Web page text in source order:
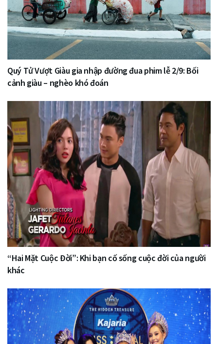
Quý Tử Vượt Giàu gia nhập đường đua phim lễ 2/9: Bối
cảnh giàu – nghèo khó đoán
“Hai Mặt Cuộc Đời”: Khi bạn cố sống cuộc đời của người
khác